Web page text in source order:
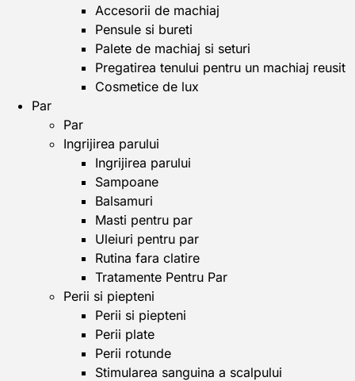
Accesorii de machiaj
Pensule si bureti
Palete de machiaj si seturi
Pregatirea tenului pentru un machiaj reusit
Cosmetice de lux
Par
Par
Ingrijirea parului
Ingrijirea parului
Sampoane
Balsamuri
Masti pentru par
Uleiuri pentru par
Rutina fara clatire
Tratamente Pentru Par
Perii si piepteni
Perii si piepteni
Perii plate
Perii rotunde
Stimularea sanguina a scalpului